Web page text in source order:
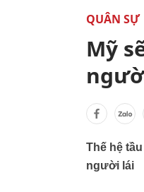
QUÂN SỰ
Mỹ
Thế hệ
người lái